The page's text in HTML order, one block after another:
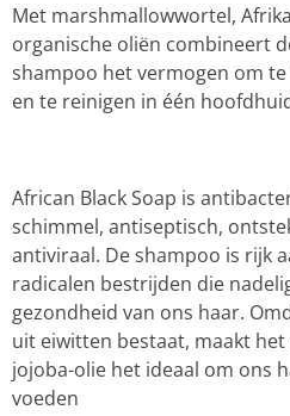
Met marshmallowwortel,
organische oliën combineert
shampoo het vermogen om
en te reinigen in één
African Black Soap is
schimmel, antiseptisch,
antiviraal. De shampoo is rijk
radicalen bestrijden die
gezondheid van ons haar.
uit eiwitten bestaat, maakt
jojoba-olie het ideaal om ons
voeden